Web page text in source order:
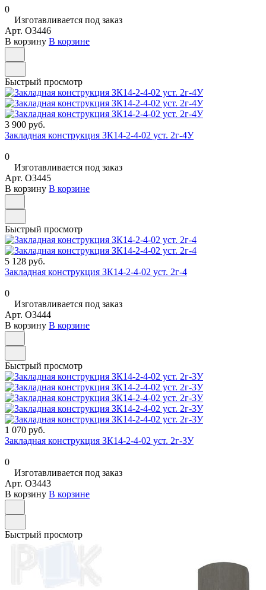
0
Изготавливается под заказ
Арт. O3446
В корзину В корзине
Быстрый просмотр
3 900 руб.
Закладная конструкция ЗК14-2-4-02 уст. 2г-4У
0
Изготавливается под заказ
Арт. O3445
В корзину В корзине
Быстрый просмотр
5 128 руб.
Закладная конструкция ЗК14-2-4-02 уст. 2г-4
0
Изготавливается под заказ
Арт. O3444
В корзину В корзине
Быстрый просмотр
1 070 руб.
Закладная конструкция ЗК14-2-4-02 уст. 2г-3У
0
Изготавливается под заказ
Арт. O3443
В корзину В корзине
Быстрый просмотр